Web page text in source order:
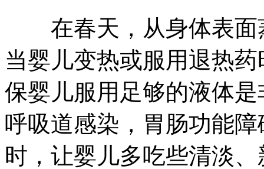
在春天，从身体表面
当婴儿变热或服用退热
保婴儿服用足够的液体
呼吸道感染，胃肠功能
时，让婴儿多吃些清淡